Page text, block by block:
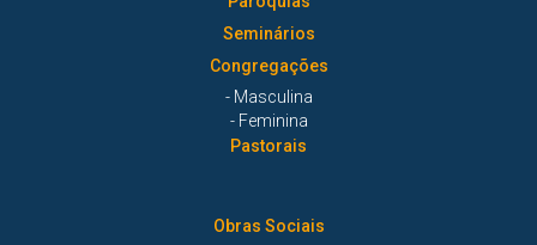
Seminários
Congregações
- Masculina
- Feminina
Pastorais
Obras Sociais